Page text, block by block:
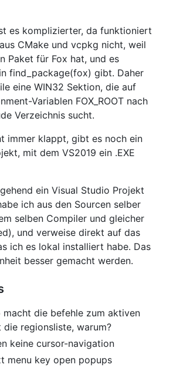
es komplizierter, da funktioniert
CMake und vcpkg nicht, weil
Paket für Fox hat, und es
find_package(fox) gibt. Daher
eine WIN32 Sektion, die auf
Variablen FOX_ROOT nach
Verzeichnis sucht.
immer klappt, gibt es noch ein
mit dem VS2019 ein .EXE
ein Visual Studio Projekt
ich aus den Sourcen selber
selben Compiler und gleicher
und verweise direkt auf das
ich es lokal installiert habe. Das
besser gemacht werden.
die befehle zum aktiven
regionsliste, warum?
keine cursor-navigation
menu key open popups